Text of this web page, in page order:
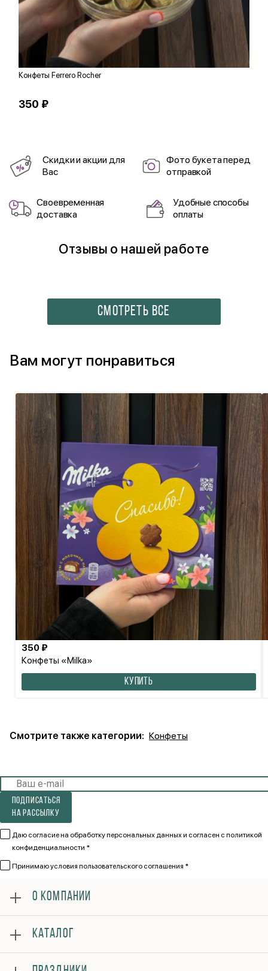
Конфеты Ferrero Rocher
350 ₽
Скидки и акции для
Вас
Фото букета перед
отправкой
Своевременная
доставка
Удобные способы
оплаты
Отзывы о нашей работе
СМОТРЕТЬ ВСЕ
Вам могут понравиться
Конфеты «Milka»
350 ₽
КУПИТЬ
Смотрите также категории: Конфеты
Подписаться
на рассылку
Даю согласие на обработку персональных данных и согласен с политикой
конфиденциальности *
Принимаюусловия пользовательского соглашения *
О КОМПАНИИ
Оплата
Отзывы
Гарантии
КАТАЛОГ